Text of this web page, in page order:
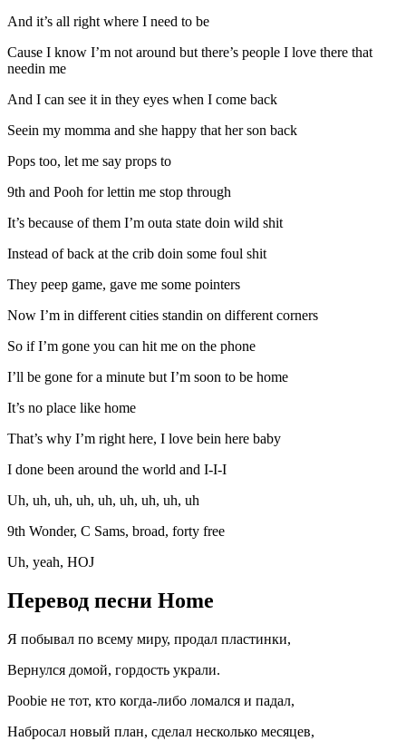
And it’s all right where I need to be
Cause I know I’m not around but there’s people I love there that
needin me
And I can see it in they eyes when I come back
Seein my momma and she happy that her son back
Pops too, let me say props to
9th and Pooh for lettin me stop through
It’s because of them I’m outa state doin wild shit
Instead of back at the crib doin some foul shit
They peep game, gave me some pointers
Now I’m in different cities standin on different corners
So if I’m gone you can hit me on the phone
I’ll be gone for a minute but I’m soon to be home
It’s no place like home
That’s why I’m right here, I love bein here baby
I done been around the world and I-I-I
Uh, uh, uh, uh, uh, uh, uh, uh, uh
9th Wonder, C Sams, broad, forty free
Uh, yeah, HOJ
Перевод песни Home
Я побывал по всему миру, продал пластинки,
Вернулся домой, гордость украли.
Poobie не тот, кто когда-либо ломался и падал,
Набросал новый план, сделал несколько месяцев,